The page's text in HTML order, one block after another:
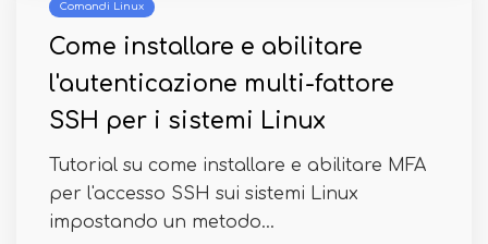
Comandi Linux
Come installare e abilitare
l'autenticazione multi-fattore
SSH per i sistemi Linux
Tutorial su come installare e abilitare MFA
per l'accesso SSH sui sistemi Linux
impostando un metodo...